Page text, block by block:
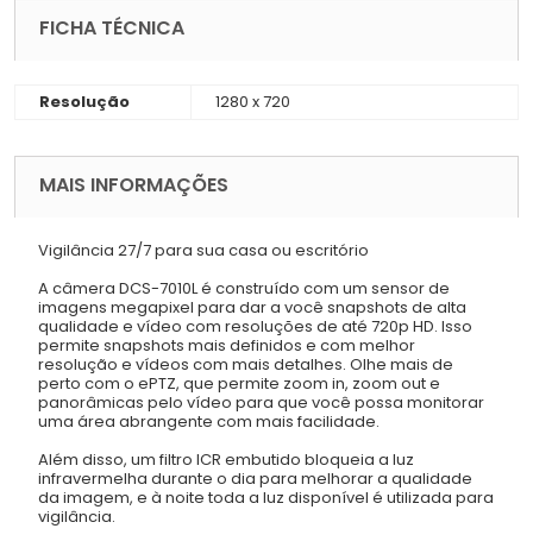
FICHA TÉCNICA
Resolução 1280 x 720
MAIS INFORMAÇÕES
Vigilância 27/7 para sua casa ou escritório
A câmera DCS-7010L é construído com um sensor de
imagens megapixel para dar a você snapshots de alta
qualidade e vídeo com resoluções de até 720p HD. Isso
permite snapshots mais definidos e com melhor
resolução e vídeos com mais detalhes. Olhe mais de
perto com o ePTZ, que permite zoom in, zoom out e
panorâmicas pelo vídeo para que você possa monitorar
uma área abrangente com mais facilidade.
Além disso, um filtro ICR embutido bloqueia a luz
infravermelha durante o dia para melhorar a qualidade
da imagem, e à noite toda a luz disponível é utilizada para
vigilância.